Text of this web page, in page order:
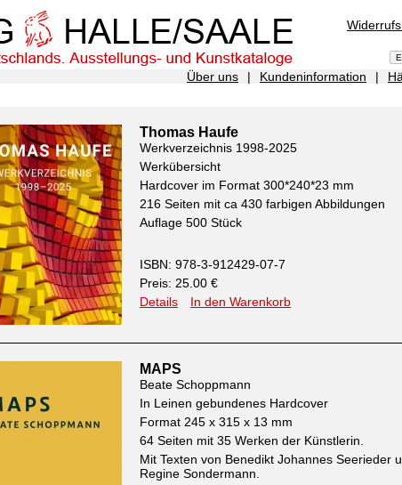
Über uns | Kundeninformation |
Thomas Haufe
Werkverzeichnis 1998-2025
Werkübersicht
Hardcover im Format 300*240*23 mm
216 Seiten mit ca 430 farbigen Abbildungen
Auflage 500 Stück
ISBN: 978-3-912429-07-7
Preis: 25.00 €
Details
In den Warenkorb
MAPS
Beate Schoppmann
In Leinen gebundenes Hardcover
Format 245 x 315 x 13 mm
64 Seiten mit 35 Werken der Künstlerin.
Mit Texten von Benedikt Johannes Seerieder
Regine Sondermann.